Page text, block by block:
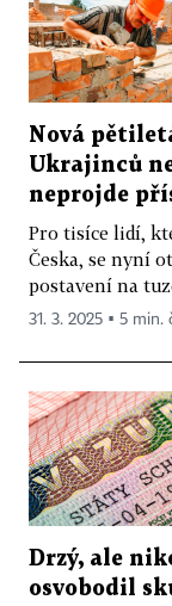
Nová
Ukrajinců
neprojde
Pro tisíce lidí,
Česka, se nyní
postavení na
31. 3. 2025 ▪ 5 min.
Drzý, ale
osvobodil